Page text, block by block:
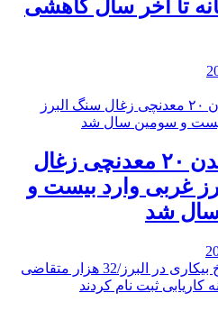
تا آخر سال کاهشی
کشته شدن ۲۰ معدنچی زغال
غربی وارد بیست و
شد